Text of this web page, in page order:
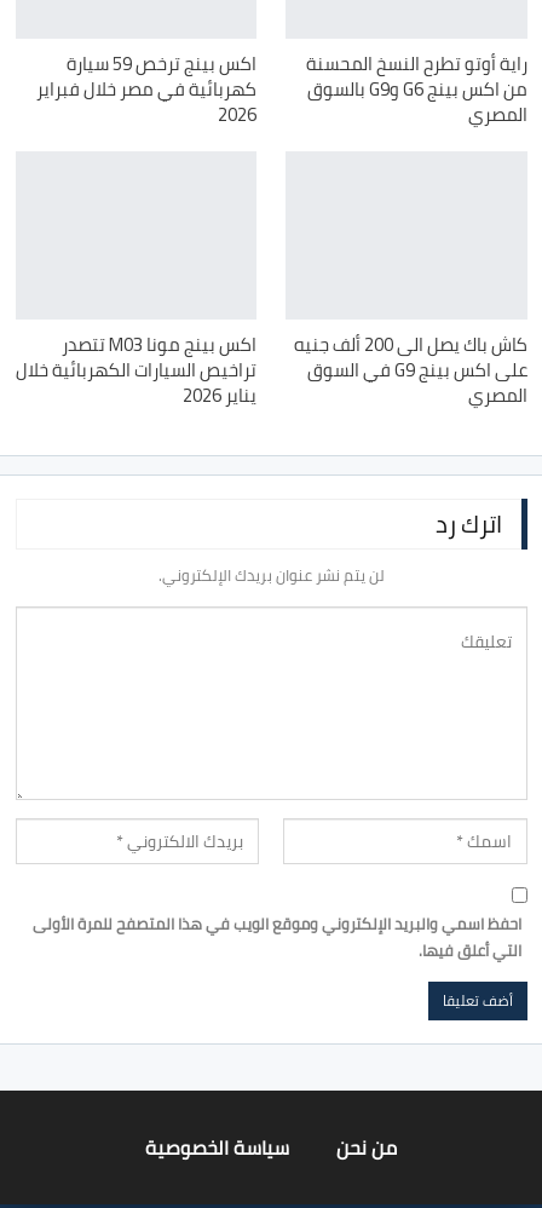
راية أوتو تطرح النسخ المحسنة
من اكس بينج G6 وG9 بالسوق
المصري
اكس بينج ترخص 59 سيارة
كهربائية في مصر خلال فبراير
2026
كاش باك يصل الى 200 ألف جنيه
على اكس بينج G9 في السوق
المصري
اكس بينج مونا M03 تتصدر
تراخيص السيارات الكهربائية خلال
يناير 2026
اترك رد
لن يتم نشر عنوان بريدك الإلكتروني.
احفظ اسمي والبريد الإلكتروني وموقع الويب في هذا المتصفح للمرة الأولى
التي أعلق فيها.
من نحن سياسة الخصوصية